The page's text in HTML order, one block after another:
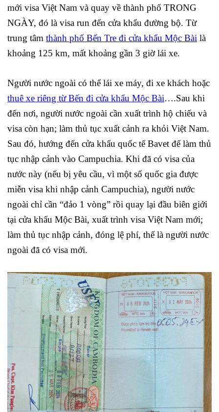
mới visa Việt Nam và quay về thành phố TRONG
NGÀY, đó là visa run đến cửa khẩu đường bộ. Từ
trung tâm thành phố Bến Tre đi cửa khẩu Mộc Bài là
khoảng 125 km, mất khoảng gần 3 giờ lái xe.
Người nước ngoài có thể lái xe máy, đi xe khách hoặc
thuê xe riêng từ Bến đi cửa khẩu Mộc Bài….Sau khi
đến nơi, người nước ngoài cần xuất trình hộ chiếu và
visa còn hạn; làm thủ tục xuất cảnh ra khỏi Việt Nam.
Sau đó, hướng đến cửa khẩu quốc tế Bavet để làm thủ
tục nhập cảnh vào Campuchia. Khi đã có visa của
nước này (nếu bị yêu cầu, vì một số quốc gia được
miễn visa khi nhập cảnh Campuchia), người nước
ngoài chỉ cần “đảo 1 vòng” rồi quay lại đầu biên giới
tại cửa khẩu Mộc Bài, xuất trình visa Việt Nam mới;
làm thủ tục nhập cảnh, đóng lệ phí, thế là người nước
ngoài đã có visa mới.